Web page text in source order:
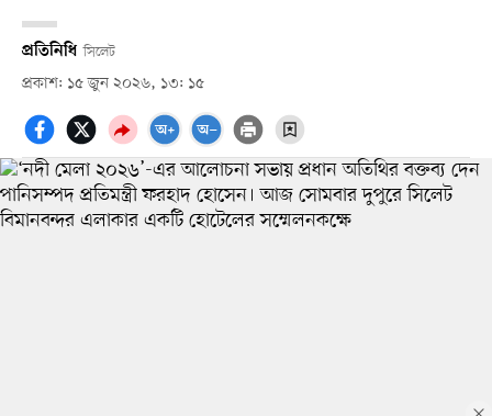
প্রতিনিধি সিলেট
প্রকাশ: ১৫ জুন ২০২৬, ১৩: ১৫